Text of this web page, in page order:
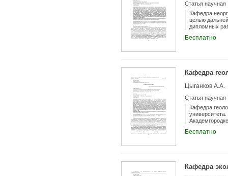
Статья научная
Кафедра
целью
дипломных
первого
Бесплатно
Кафедра
Цыганков А.А.
Статья научная
Кафедра
годы здесь
Бесплатно
Кафедра